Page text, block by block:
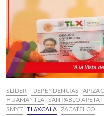
SLIDER -DEPENDENCIAS
HUAMANTLA SAN PABLO
SMYT TLAXCALA ZACATELCO